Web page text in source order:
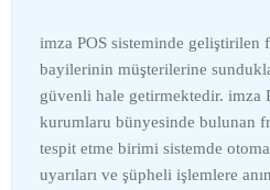
imza POS sisteminde
bayilerinin müşterilerine
güvenli hale getirmektedir. imza
kurumlaru bünyesinde bulunan
tespit etme birimi sistemde
uyarıları ve şüpheli işlemlere